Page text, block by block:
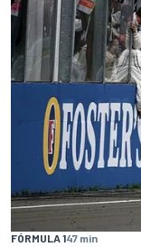
FÓRMULA 147 min